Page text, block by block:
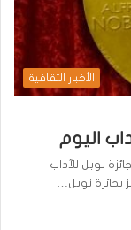
الأخبار الثقافية
اليوم
نوبل للآداب